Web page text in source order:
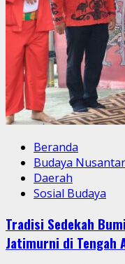
Beranda
Budaya
Daerah
Sosial Budaya
Tradisi Sedekah
Jatimurni di Tengah